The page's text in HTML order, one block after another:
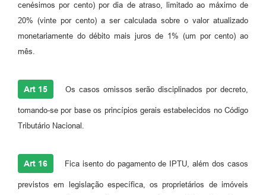
cenésimos por cento) por dia de atraso, limitado ao máximo de
20% (vinte por cento) a ser calculada sobre o valor atualizado
monetariamente do débito mais juros de 1% (um por cento) ao
mês.
Art 15 Os casos omissos serão disciplinados por decreto,
tomando-se por base os princípios gerais estabelecidos no Código
Tributário Nacional.
Art 16 Fica isento do pagamento de IPTU, além dos casos
previstos em legislação específica, os proprietários de imóveis